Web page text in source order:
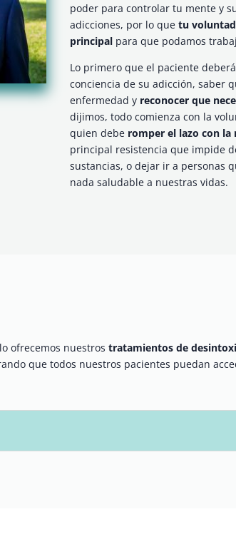
poder para controlar tu mente y
adicciones, por lo quetu
principal para que podamos
Lo primero que el paciente
conciencia de su adicción, saber
enfermedad y reconocer que
dijimos, todo comienza con la
quien debe romper el lazo con la
principal resistencia que impide
sustancias, o dejar ir a personas
nada saludable a nuestras vidas.
ofrecemos nuestrostratamientos de
que todos nuestros pacientes puedan